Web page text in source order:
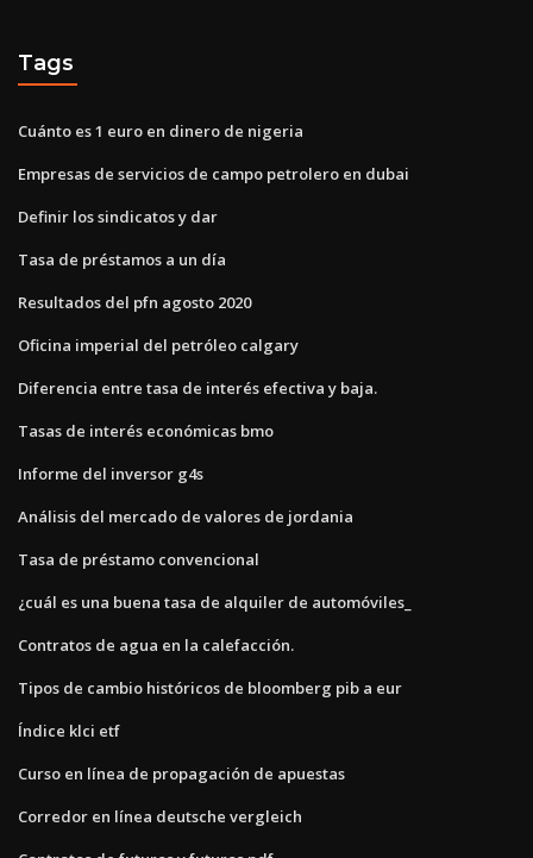
Tags
Cuánto es 1 euro en dinero de nigeria
Empresas de servicios de campo petrolero en dubai
Definir los sindicatos y dar
Tasa de préstamos a un día
Resultados del pfn agosto 2020
Oficina imperial del petróleo calgary
Diferencia entre tasa de interés efectiva y baja.
Tasas de interés económicas bmo
Informe del inversor g4s
Análisis del mercado de valores de jordania
Tasa de préstamo convencional
¿cuál es una buena tasa de alquiler de automóviles_
Contratos de agua en la calefacción.
Tipos de cambio históricos de bloomberg pib a eur
Índice klci etf
Curso en línea de propagación de apuestas
Corredor en línea deutsche vergleich